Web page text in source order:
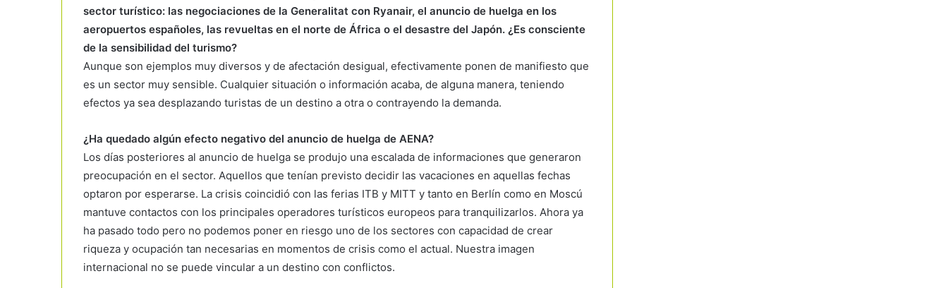
sector turístico: las negociaciones de la Generalitat con Ryanair, el anuncio de huelga en los
aeropuertos españoles, las revueltas en el norte de África o el desastre del Japón. ¿Es consciente
de la sensibilidad del turismo?
Aunque son ejemplos muy diversos y de afectación desigual, efectivamente ponen de manifiesto que
es un sector muy sensible. Cualquier situación o información acaba, de alguna manera, teniendo
efectos ya sea desplazando turistas de un destino a otra o contrayendo la demanda.
¿Ha quedado algún efecto negativo del anuncio de huelga de AENA?
Los días posteriores al anuncio de huelga se produjo una escalada de informaciones que generaron
preocupación en el sector. Aquellos que tenían previsto decidir las vacaciones en aquellas fechas
optaron por esperarse. La crisis coincidió con las ferias ITB y MITT y tanto en Berlín como en Moscú
mantuve contactos con los principales operadores turísticos europeos para tranquilizarlos. Ahora ya
ha pasado todo pero no podemos poner en riesgo uno de los sectores con capacidad de crear
riqueza y ocupación tan necesarias en momentos de crisis como el actual. Nuestra imagen
internacional no se puede vincular a un destino con conflictos.